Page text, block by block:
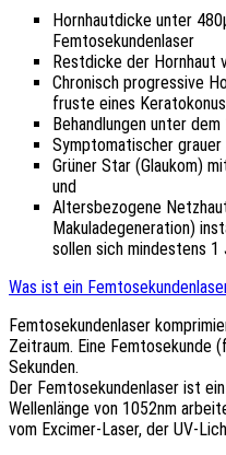
Hornhautdicke unter
Femtosekundenlaser
Restdicke der Hornhaut
Chronisch progressive
fruste eines Keratokonus
Behandlungen unter
Symptomatischer
Grüner Star (Glaukom)
und
Altersbezogene
Makuladegeneration)
sollen sich mindestens
Was ist ein
Femtosekundenlaser
Zeitraum. Eine Femtosekunde
Sekunden.
Der Femtosekundenlaser ist
Wellenlänge von 1052nm
vom Excimer-Laser, der UV-